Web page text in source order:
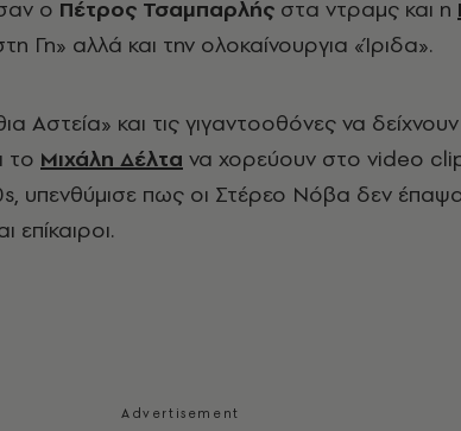
ο Πέτρος Τσαμπαρλής στα ντραμς και η
Γη» αλλά και την ολοκαίνουργια «Ίριδα».
Αστεία» και τις γιγαντοοθόνες να
το Μιχάλη Δέλτα να χορεύουν στο video
υπενθύμισε πως οι Στέρεο Νόβα δεν
επίκαιροι.